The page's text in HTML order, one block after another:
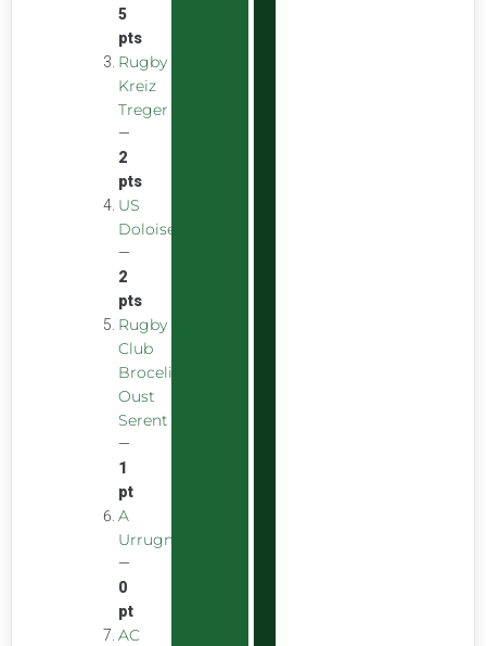
5
pts
Rugby
Kreiz
Treger
—
2
pts
US
Doloise
—
2
pts
Rugby
Club
Broceliande
Oust
Serent
—
1
pt
A
Urrugnarrak
—
0
pt
AC